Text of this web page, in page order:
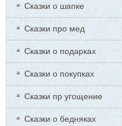
Сказки о шапке
Сказки про мед
Сказки о подарках
Сказки о покупках
Сказки пр угощение
Сказки о бедняках